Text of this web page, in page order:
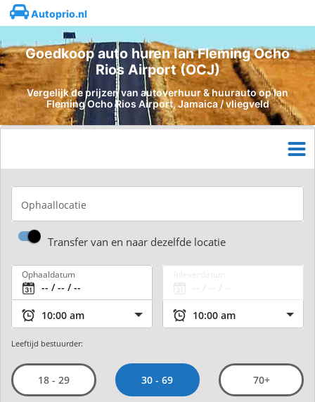
Autoprio.nl
Goedkoop auto huren Ian Fleming Ocho
Rios Airport (OCJ)
Vergelijk de prijzen van autoverhuur & huurauto op Ian
Fleming Ocho Rios Airport, Jamaica / vliegveld
Ophaallocatie
Transfer van en naar dezelfde locatie
Ophaaldatum
Leeftijd bestuurder:
18 - 29 30 - 69 70+